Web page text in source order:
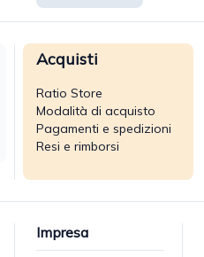
Acquisti
Ratio Store
Modalità di acquisto
Pagamenti e spedizioni
Resi e rimborsi
Impresa